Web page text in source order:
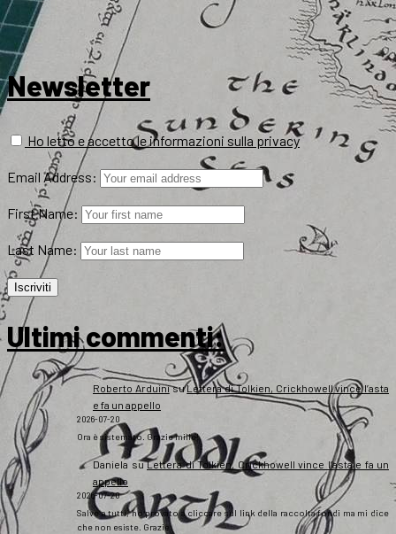
Newsletter
Ho letto e accetto le informazioni sulla privacy
Email Address:
First Name:
Last Name:
Ultimi commenti:
Roberto ArduinisuLettera di Tolkien, Crickhowell vince l’asta
e fa un appello
2026-07-20
Ora è sistemato. Grazie mille!
Daniela suLettera di Tolkien, Crickhowell vince l’asta e fa un
appello
2026-07-20
Salve a tutti, ho provato a cliccare sul link della raccolta fondi ma mi dice
che non esiste. Grazie